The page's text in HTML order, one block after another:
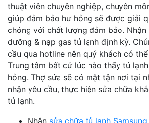
thuật viên chuyên nghiệp, chuyên
giúp đảm bảo hư hỏng sẽ được giải
chóng với chất lượng đảm bảo. Nhận
dưỡng & nạp gas tủ lạnh định kỳ.
cầu qua hotline nên quý khách có
Trung tâm bất cứ lúc nào thấy tủ
hỏng. Thợ sửa sẽ có mặt tận nơi tại
nhận yêu cầu, thực hiện sửa chữa
tủ lạnh.
Nhận sửa chữa tủ lạnh Samsung